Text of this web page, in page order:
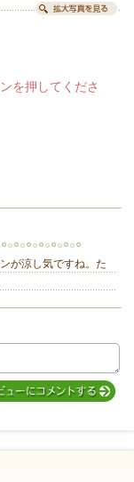
を押してくださ
が涼し気ですね。た